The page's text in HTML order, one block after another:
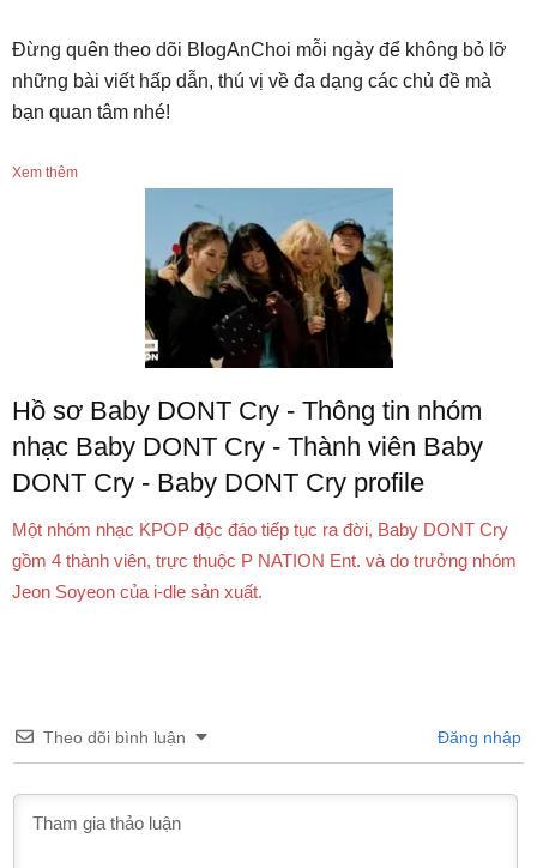
Đừng quên theo dõi BlogAnChoi mỗi ngày để không bỏ lỡ
những bài viết hấp dẫn, thú vị về đa dạng các chủ đề mà
bạn quan tâm nhé!
Xem thêm
Hồ sơ Baby DONT Cry - Thông tin nhóm
nhạc Baby DONT Cry - Thành viên Baby
DONT Cry - Baby DONT Cry profile
Một nhóm nhạc KPOP độc đáo tiếp tục ra đời, Baby DONT Cry
gồm 4 thành viên, trực thuộc P NATION Ent. và do trưởng nhóm
Jeon Soyeon của i-dle sản xuất.
Theo dõi bình luận Đăng nhập